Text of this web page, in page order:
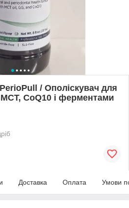
/ Ополіскувач для
CoQ10 і ферментами
Доставка Оплата Умови